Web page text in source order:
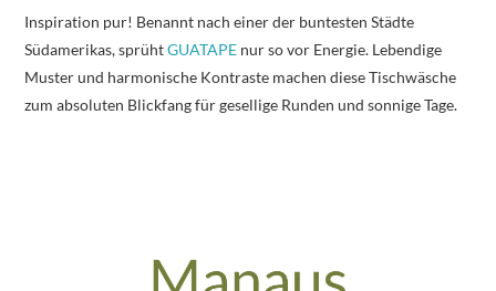
Inspiration pur! Benannt nach einer der buntesten Städte
Südamerikas, sprühtGUATAPE nur so vor Energie. Lebendige
Muster und harmonische Kontraste machen diese Tischwäsche
zum absoluten Blickfang für gesellige Runden und sonnige Tage.